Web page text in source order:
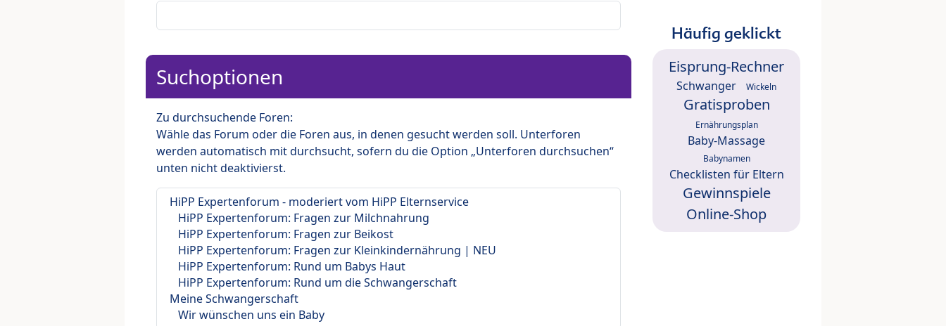
Suchoptionen
Zu durchsuchende Foren:
Wähle das Forum oder die Foren aus, in denen gesucht werden soll. Unterforen
werden automatisch mit durchsucht, sofern du die Option „Unterforen durchsuchen“
unten nicht deaktivierst.
Häufig geklickt
Eisprung-Rechner
Schwanger Wickeln
Gratisproben
Ernährungsplan
Baby-Massage
Babynamen
Checklisten für Eltern
Gewinnspiele
Online-Shop